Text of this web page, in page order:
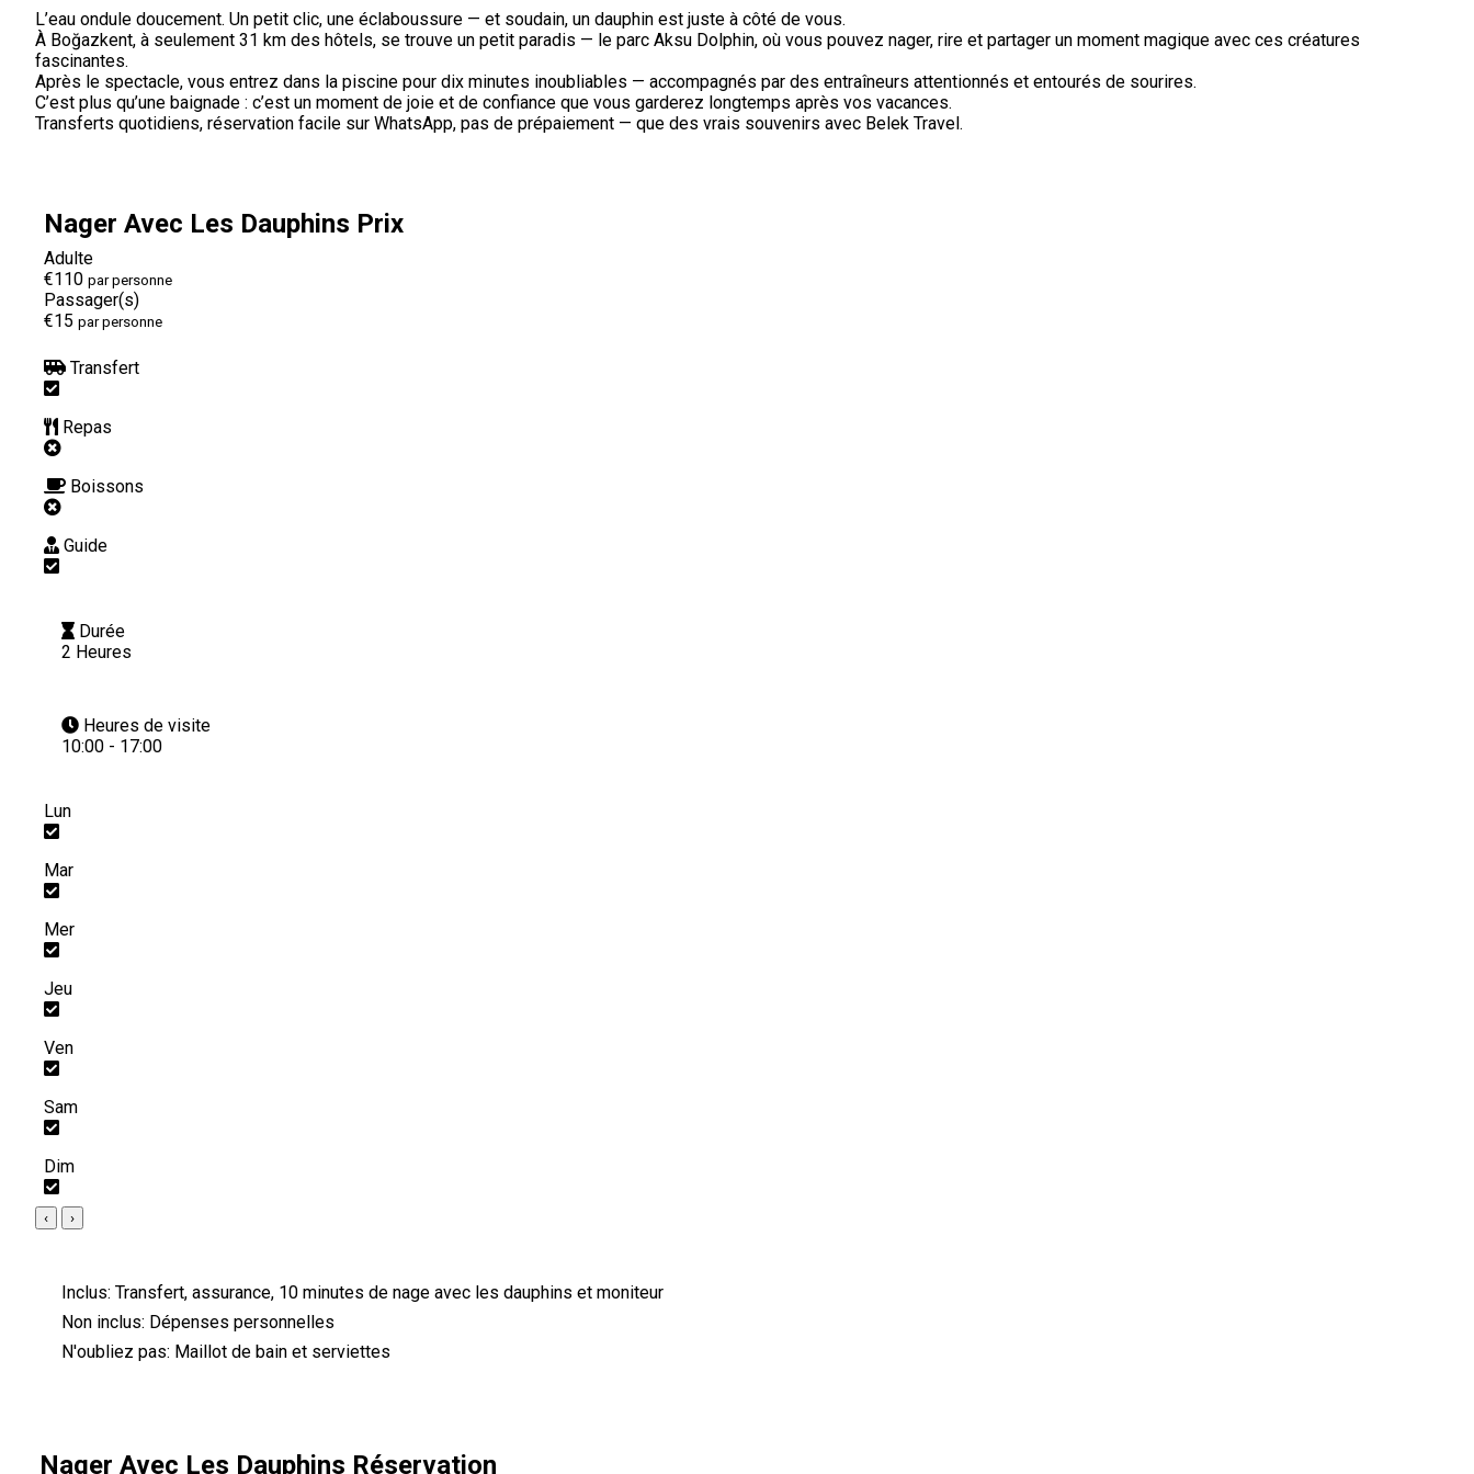
L’eau ondule doucement. Un petit clic, une éclaboussure — et soudain, un dauphin est juste à côté de vous.
À Boğazkent, à seulement 31 km des hôtels, se trouve un petit paradis — le parc Aksu Dolphin, où vous pouvez nager, rire et partager un moment magique avec ces créatures
fascinantes.
Après le spectacle, vous entrez dans la piscine pour dix minutes inoubliables — accompagnés par des entraîneurs attentionnés et entourés de sourires.
C’est plus qu’une baignade : c’est un moment de joie et de confiance que vous garderez longtemps après vos vacances.
Transferts quotidiens, réservation facile sur WhatsApp, pas de prépaiement — que des vrais souvenirs avec Belek Travel.
Nager Avec Les Dauphins Prix
Adulte
€110 par personne
Passager(s)
€15 par personne
Transfert
Repas
Boissons
Guide
Durée
2 Heures
Heures de visite
10:00 - 17:00
Lun
Mar
Mer
Jeu
Ven
Sam
Dim
‹ ›
Inclus: Transfert, assurance, 10 minutes de nage avec les dauphins et moniteur
Non inclus: Dépenses personnelles
N'oubliez pas: Maillot de bain et serviettes
Nager Avec Les Dauphins Réservation